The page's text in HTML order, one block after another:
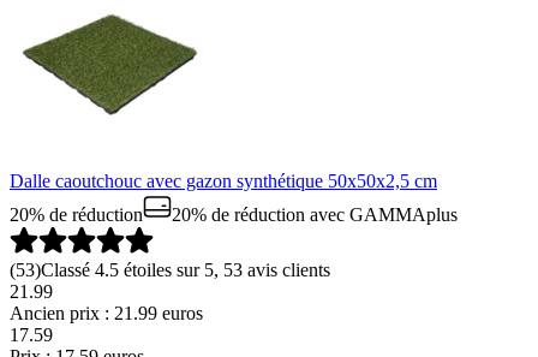
Dalle caoutchouc avec gazon synthétique 50x50x2,5 cm
20% de réduction
20% de réduction avec GAMMAplus
(53)Classé 4.5 étoiles sur 5, 53 avis clients
21.99
Ancien prix : 21.99 euros
17.59